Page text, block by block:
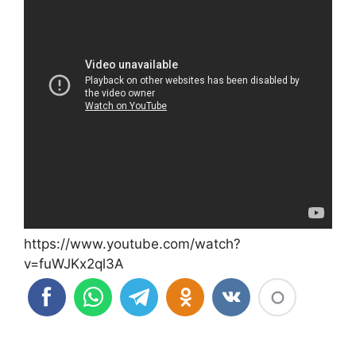
https://www.youtube.com/watch?
v=fuWJKx2ql3A